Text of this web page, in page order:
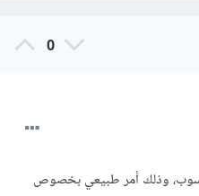
0
وذلك أمر طبيعي بخصوص